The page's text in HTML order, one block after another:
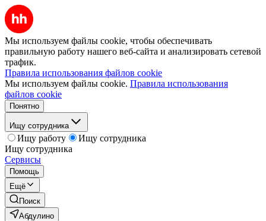
Мы используем файлы cookie, чтобы обеспечивать
правильную работу нашего веб-сайта и анализировать сетевой
трафик.
Правила использования файлов cookie
Мы используем файлы cookie. Правила использования
файлов cookie
Понятно
Ищу сотрудника
Ищу работу
Ищу сотрудника
Ищу сотрудника
Сервисы
Помощь
Ещё
Поиск
Абдулино